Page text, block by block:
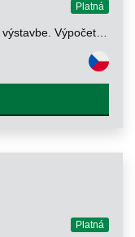
Platná
Platná